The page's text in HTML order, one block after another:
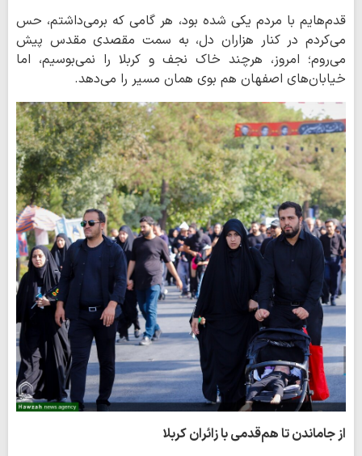
قدم‌هایم با مردم یکی شده بود، هر گامی که برمی‌داشتم، حس
می‌کردم در کنار هزاران دل، به سمت مقصدی مقدس پیش
می‌روم؛ امروز، هرچند خاک نجف و کربلا را نمی‌بوسیم، اما
خیابان‌های اصفهان هم بوی همان مسیر را می‌دهد.
از جاماندن تا هم‌قدمی با زائران کربلا